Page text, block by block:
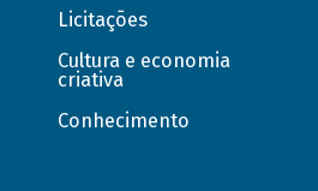
Licitações
Cultura e economia
criativa
Conhecimento